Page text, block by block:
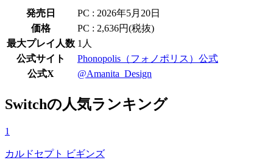
発売日
PC : 2026年5月20日
価格
PC : 2,636円(税抜)
最大プレイ人数 1人
公式サイト
Phonopolis（フォノポリス）公式
公式X
@Amanita_Design
Switchの人気ランキング
1
カルドセプト ビギンズ